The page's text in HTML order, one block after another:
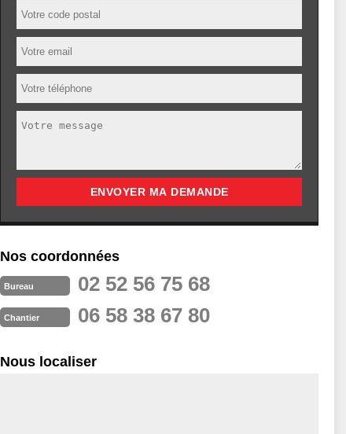
Nos coordonnées
Bureau 02 52 56 75 68
Chantier 06 58 38 67 80
Nous localiser